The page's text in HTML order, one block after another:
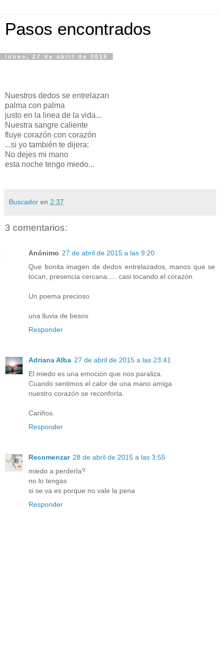
Pasos encontrados
lunes, 27 de abril de 2015
Nuestros dedos se entrelazan
palma con palma
justo en la linea de la vida...
Nuestra sangre caliente
fluye corazón con corazón
...si yo también te dijera:
No dejes mi mano
esta noche tengo miedo...
Buscador en 2:37
3 comentarios:
Anónimo 27 de abril de 2015 a las 9:20
Que bonita imagen de dedos entrelazados, manos que se
tocan, presencia cercana..... casi tocando el corazón.
Un poema precioso
una lluvia de besos
Responder
Adriana Alba 27 de abril de 2015 a las 23:41
El miedo es una emoción que nos paraliza.
Cuando sentimos el calor de una mano amiga
nuestro corazón se reconforta.
Cariños.
Responder
Recomenzar 28 de abril de 2015 a las 3:55
miedo a perderla?
no lo tengas
si se va es porque no vale la pena
Responder